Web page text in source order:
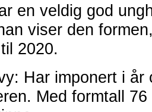
en veldig god
viser den
2020.
Har imponert i år
Med formtall